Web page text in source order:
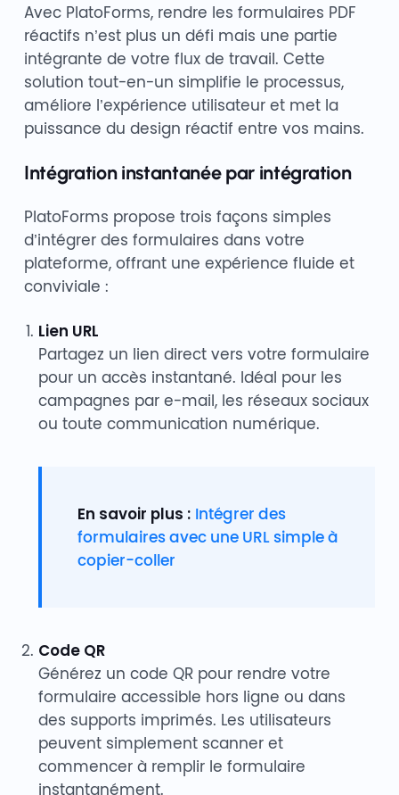
Avec PlatoForms, rendre les formulaires PDF
réactifs n’est plus un défi mais une partie
intégrante de votre flux de travail. Cette
solution tout-en-un simplifie le processus,
améliore l’expérience utilisateur et met la
puissance du design réactif entre vos mains.
Intégration instantanée par intégration
PlatoForms propose trois façons simples
d’intégrer des formulaires dans votre
plateforme, offrant une expérience fluide et
conviviale :
Lien URL
Partagez un lien direct vers votre formulaire
pour un accès instantané. Idéal pour les
campagnes par e-mail, les réseaux sociaux
ou toute communication numérique.
En savoir plus : Intégrer des
formulaires avec une URL simple à
copier-coller
Code QR
Générez un code QR pour rendre votre
formulaire accessible hors ligne ou dans
des supports imprimés. Les utilisateurs
peuvent simplement scanner et
commencer à remplir le formulaire
instantanément.